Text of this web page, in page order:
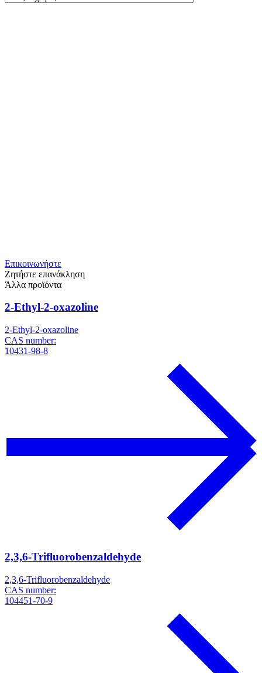
Επικοινωνήστε
Ζητήστε επανάκληση
Άλλα προϊόντα
2-Ethyl-2-oxazoline
2-Ethyl-2-oxazoline
CAS number:
10431-98-8
2,3,6-Trifluorobenzaldehyde
2,3,6-Trifluorobenzaldehyde
CAS number:
104451-70-9